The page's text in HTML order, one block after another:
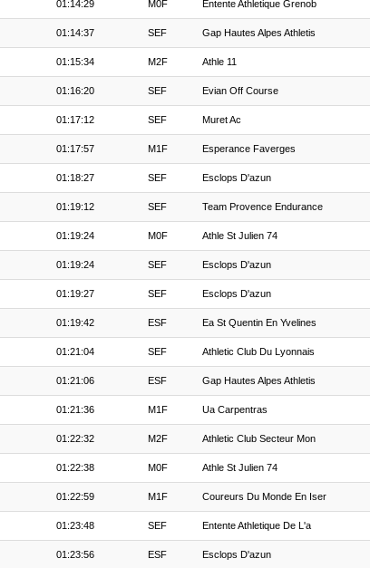
01:14:29 M0F Entente Athletique Grenob
01:14:37 SEF Gap Hautes Alpes Athletis
01:15:34 M2F Athle 11
01:16:20 SEF Evian Off Course
01:17:12 SEF Muret Ac
01:17:57 M1F Esperance Faverges
01:18:27 SEF Esclops D'azun
01:19:12 SEF Team Provence Endurance
01:19:24 M0F Athle St Julien 74
01:19:24 SEF Esclops D'azun
01:19:27 SEF Esclops D'azun
01:19:42 ESF Ea St Quentin En Yvelines
01:21:04 SEF Athletic Club Du Lyonnais
01:21:06 ESF Gap Hautes Alpes Athletis
01:21:36 M1F Ua Carpentras
01:22:32 M2F Athletic Club Secteur Mon
01:22:38 M0F Athle St Julien 74
01:22:59 M1F Coureurs Du Monde En Iser
01:23:48 SEF Entente Athletique De L'a
01:23:56 ESF Esclops D'azun